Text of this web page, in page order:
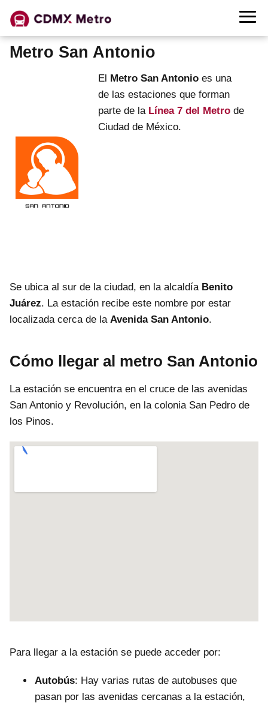
Metro San Antonio
El Metro San Antonio es una
de las estaciones que forman
parte de la Línea 7 del Metro de
Ciudad de México.
Se ubica al sur de la ciudad, en la alcaldía Benito
Juárez. La estación recibe este nombre por estar
localizada cerca de la Avenida San Antonio.
Cómo llegar al metro San Antonio
La estación se encuentra en el cruce de las avenidas
San Antonio y Revolución, en la colonia San Pedro de
los Pinos.
Para llegar a la estación se puede acceder por:
Autobús: Hay varias rutas de autobuses que
pasan por las avenidas cercanas a la estación,